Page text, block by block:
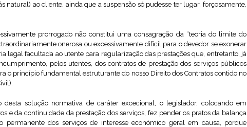
ao cliente, ainda que a suspensão só pudesse ter lugar, forçosamente,
prorrogado não constitui uma consagração da “teoria do limite do
onerosa ou excessivamente difícil para o devedor se exonerar
facultada ao utente para regularização das prestações que, entretanto, já
pelos utentes, dos contratos de prestação dos serviços públicos
o princípio fundamental estruturante do nosso Direito dos Contratos contido no
solução normativa de caráter excecional, o legislador, colocando em
e da continuidade da prestação dos serviços, fez pender os pratos da balança
permanente dos serviços de interesse económico geral em causa, porque